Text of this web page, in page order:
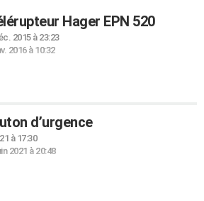
Hager EPN 520
2015 à 23:23
2016 à 10:32
d’urgence
à 17:30
2021 à 20:48